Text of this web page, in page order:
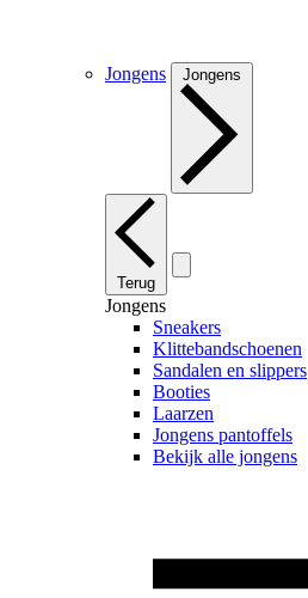
Jongens Jongens
Terug
Jongens
Sneakers
Klittebandschoenen
Sandalen en slippers
Booties
Laarzen
Jongens pantoffels
Bekijk alle jongens